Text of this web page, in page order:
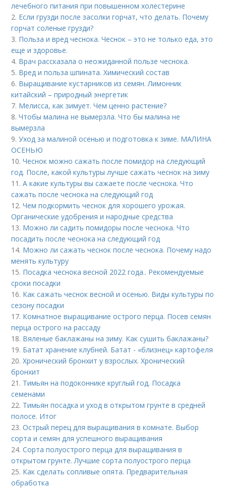
лечебного питания при повышенном холестерине
2. Если грузди после засолки горчат, что делать. Почему
горчат соленые грузди?
3. Польза и вред чеснока. Чеснок – это не только еда, это
еще и здоровье.
4. Врач рассказала о неожиданной пользе чеснока.
5. Вред и польза шпината. Химический состав
6. Выращивание кустарников из семян. Лимонник
китайский – природный энергетик
7. Мелисса, как зимует. Чем ценно растение?
8.Чтобы малина не вымерзла. Что бы малина не
вымерзла
9.Уход за малиной осенью и подготовка к зиме. МАЛИНА
ОСЕНЬЮ
10.Чеснок можно сажать после помидор на следующий
год. После, какой культуры лучше сажать чеснок на зиму
11.А какие культуры вы сажаете после чеснока. Что
сажать после чеснока на следующий год
12.Чем подкормить чеснок для хорошего урожая.
Органические удобрения и народные средства
13. Можно ли садить помидоры после чеснока. Что
посадить после чеснока на следующий год
14. Можно ли сажать чеснок после чеснока. Почему надо
менять культуру
15. Посадка чеснока весной 2022 года.. Рекомендуемые
сроки посадки
16. Как сажать чеснок весной и осенью. Виды культуры по
сезону посадки
17. Комнатное выращивание острого перца. Посев семян
перца острого на рассаду
18. Вяленые баклажаны на зиму. Как сушить баклажаны?
19. Батат хранение клубней. Батат - «близнец» картофеля
20.Хронический бронхит у взрослых. Хронический
бронхит
21. Тимьян на подоконнике круглый год. Посадка
семенами
22. Тимьян посадка и уход в открытом грунте в средней
полосе. Итог
23.Острый перец для выращивания в комнате. Выбор
сорта и семян для успешного выращивания
24.Сорта полуострого перца для выращивания в
открытом грунте. Лучшие сорта полуострого перца
25. Как сделать сопливые опята. Предварительная
обработка